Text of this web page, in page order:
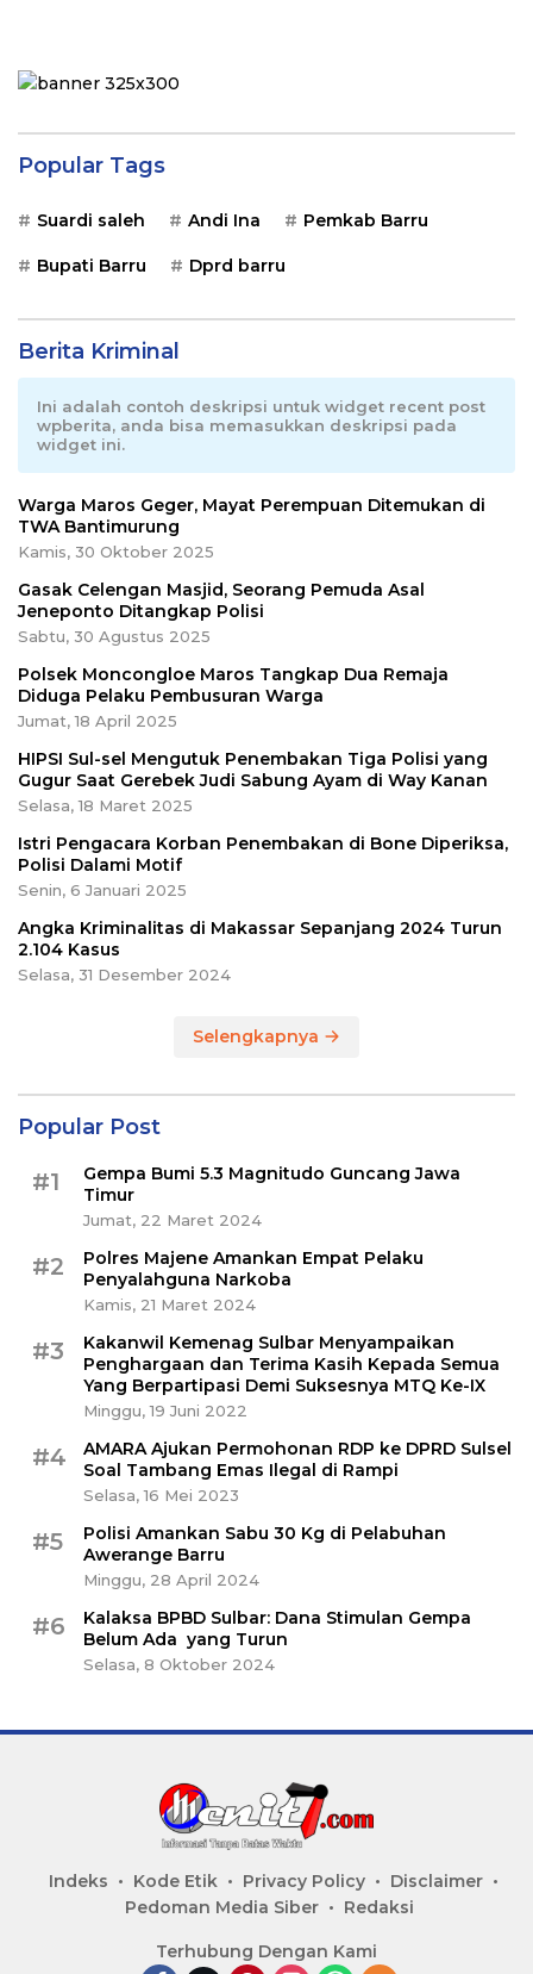
Popular Tags
Suardi saleh Andi Ina Pemkab Barru
Bupati Barru Dprd barru
Berita Kriminal
Ini adalah contoh deskripsi untuk widget recent post
wpberita, anda bisa memasukkan deskripsi pada
widget ini.
Warga Maros Geger, Mayat Perempuan Ditemukan di
TWA Bantimurung
Kamis, 30 Oktober 2025
Gasak Celengan Masjid, Seorang Pemuda Asal
Jeneponto Ditangkap Polisi
Sabtu, 30 Agustus 2025
Polsek Moncongloe Maros Tangkap Dua Remaja
Diduga Pelaku Pembusuran Warga
Jumat, 18 April 2025
HIPSI Sul-sel Mengutuk Penembakan Tiga Polisi yang
Gugur Saat Gerebek Judi Sabung Ayam di Way Kanan
Selasa, 18 Maret 2025
Istri Pengacara Korban Penembakan di Bone Diperiksa,
Polisi Dalami Motif
Senin, 6 Januari 2025
Angka Kriminalitas di Makassar Sepanjang 2024 Turun
2.104 Kasus
Selasa, 31 Desember 2024
Selengkapnya
Popular Post
#1
Gempa Bumi 5.3 Magnitudo Guncang Jawa
Timur
Jumat, 22 Maret 2024
#2
Polres Majene Amankan Empat Pelaku
Penyalahguna Narkoba
Kamis, 21 Maret 2024
#3
Kakanwil Kemenag Sulbar Menyampaikan
Penghargaan dan Terima Kasih Kepada Semua
Yang Berpartipasi Demi Suksesnya MTQ Ke-IX
Minggu, 19 Juni 2022
#4
AMARA Ajukan Permohonan RDP ke DPRD Sulsel
Soal Tambang Emas Ilegal di Rampi
Selasa, 16 Mei 2023
#5
Polisi Amankan Sabu 30 Kg di Pelabuhan
Awerange Barru
Minggu, 28 April 2024
#6
Kalaksa BPBD Sulbar: Dana Stimulan Gempa
Belum Ada yang Turun
Selasa, 8 Oktober 2024
Indeks Kode Etik Privacy Policy
Disclaimer
Pedoman Media Siber
Redaksi
Terhubung Dengan Kami